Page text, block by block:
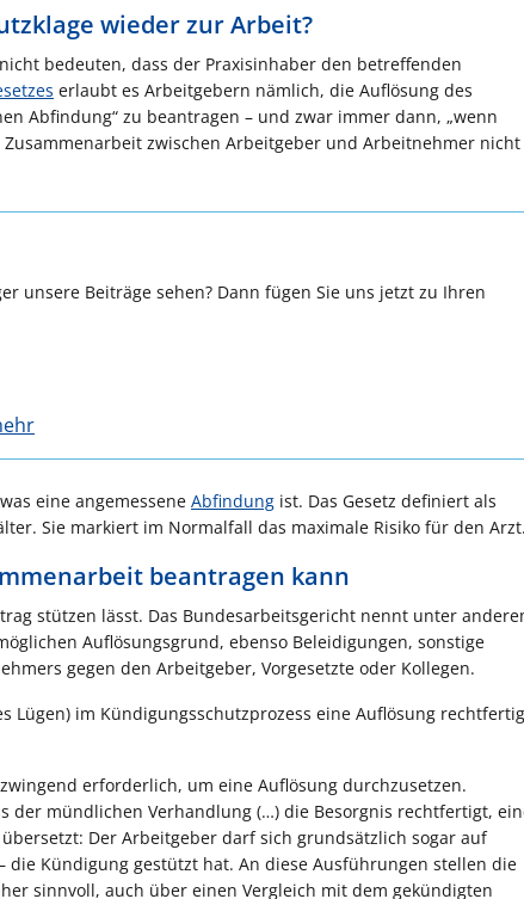
wieder zur Arbeit?
bedeuten, dass der Praxisinhaber den betreffenden
erlaubt es Arbeitgebern nämlich, die Auflösung des
Abfindung“ zu beantragen – und zwar immer dann, „wenn
zwischen Arbeitgeber und Arbeitnehmer nicht
unsere Beiträge sehen? Dann fügen Sie uns jetzt zu Ihren
eine angemessene Abfindung ist. Das Gesetz definiert als
Sie markiert im Normalfall das maximale Risiko für den Arzt.
beantragen kann
stützen lässt. Das Bundesarbeitsgericht nennt unter
Auflösungsgrund, ebenso Beleidigungen, sonstige
gegen den Arbeitgeber, Vorgesetzte oder Kollegen.
Lügen) im Kündigungsschutzprozess eine Auflösung
erforderlich, um eine Auflösung durchzusetzen.
der mündlichen Verhandlung (…) die Besorgnis rechtfertigt,
Der Arbeitgeber darf sich grundsätzlich sogar auf
Kündigung gestützt hat. An diese Ausführungen stellen die
sinnvoll, auch über einen Vergleich mit dem gekündigten